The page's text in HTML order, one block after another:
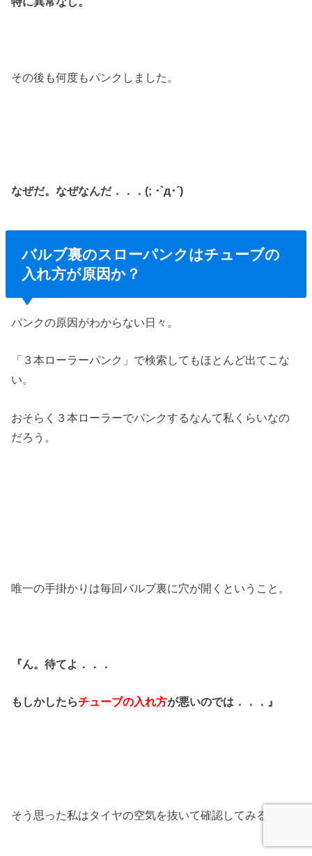
その後も何度もパンクしました。
なぜだ。なぜなんだ．．．(; ･`д･´)
バルブ裏のスローパンクはチューブの
入れ方が原因か？
パンクの原因がわからない日々。
「３本ローラーパンク」で検索してもほとんど出てこな
い。
おそらく３本ローラーでパンクするなんて私くらいなの
だろう。
唯一の手掛かりは毎回バルブ裏に穴が開くということ。
『ん。待てよ．．．
もしかしたらチューブの入れ方が悪いのでは．．．』
そう思った私はタイヤの空気を抜いて確認してみる。